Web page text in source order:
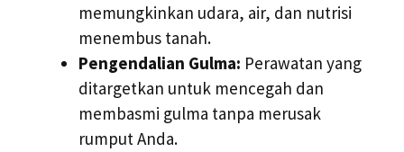
memungkinkan udara, air, dan nutrisi
menembus tanah.
Pengendalian Gulma: Perawatan yang
ditargetkan untuk mencegah dan
membasmi gulma tanpa merusak
rumput Anda.